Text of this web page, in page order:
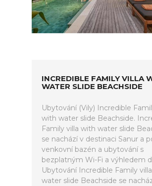
INCREDIBLE FAMILY VILLA
WATER SLIDE BEACHSIDE
Ubytování (Vily) Incredible
with water slide Beachside.
Family villa with water slide
se nachází v destinaci Sanur a
venkovní bazén a ubytování s
bezplatným Wi-Fi a výhledem
Ubytování Incredible Family
water slide Beachside se